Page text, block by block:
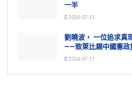
一半
2026-07-31
劉曉波， 一位追求真
——致萊比錫中國憲政
2026-07-17